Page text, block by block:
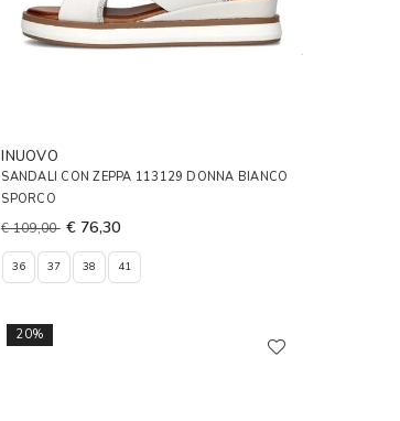
INUOVO
SANDALI CON ZEPPA 113129 DONNA BIANCO
SPORCO
€ 109,00 € 76,30
36 37 38 41
20%